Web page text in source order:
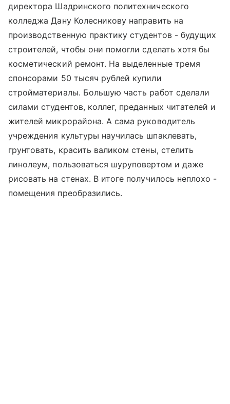
директора Шадринского политехнического
колледжа Дану Колесникову направить на
производственную практику студентов - будущих
строителей, чтобы они помогли сделать хотя бы
косметический ремонт. На выделенные тремя
спонсорами 50 тысяч рублей купили
стройматериалы. Большую часть работ сделали
силами студентов, коллег, преданных читателей и
жителей микрорайона. А сама руководитель
учреждения культуры научилась шпаклевать,
грунтовать, красить валиком стены, стелить
линолеум, пользоваться шуруповертом и даже
рисовать на стенах. В итоге получилось неплохо -
помещения преобразились.